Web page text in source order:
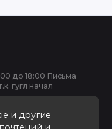
и другие
до 18:00 Письма
гугл начал